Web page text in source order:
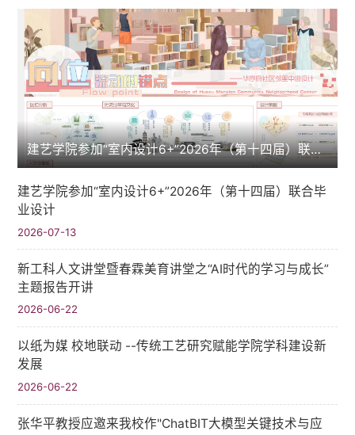
建艺学院参加“室内设计6+”2026年（第十四届）联合毕业设计
建艺学院参加“室内设计6+”2026年（第十四届）联合毕
业设计
2026-07-13
新工科人文讲堂暨春霖美育讲堂之“AI时代的学习与成长”
主题报告开讲
2026-06-22
以纸为媒 校地联动 --传统工艺研究赋能学院学科建设新
发展
2026-06-22
张华平教授应邀来我校作"ChatBIT大模型关键技术与应